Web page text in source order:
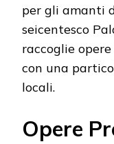
per gli amanti
seicentesco
raccoglie
con una
locali.
Opere